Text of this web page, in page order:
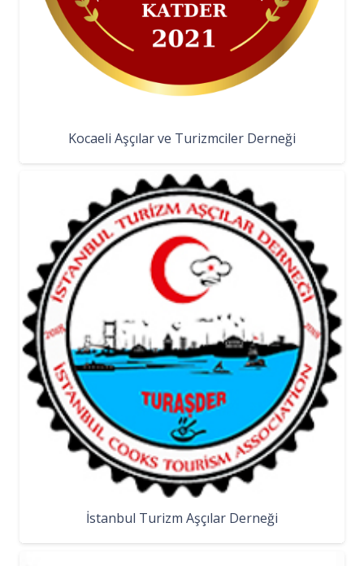
Kocaeli Aşçılar ve Turizmciler Derneği
İstanbul Turizm Aşçılar Derneği